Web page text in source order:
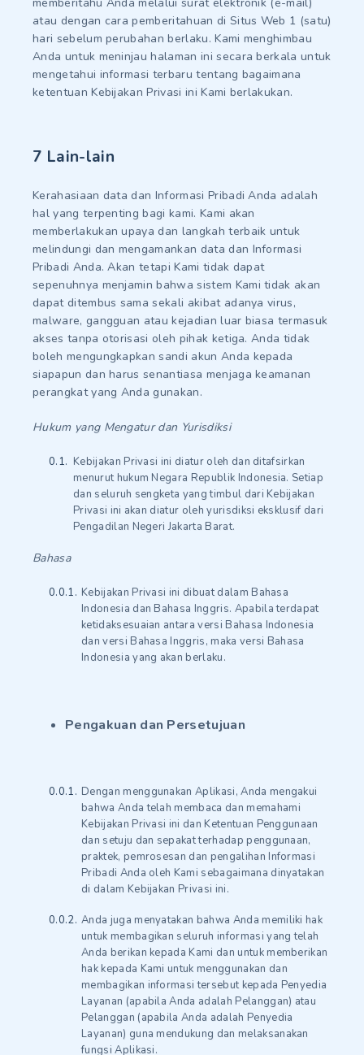
memberitahu Anda melalui surat elektronik (e-mail)
atau dengan cara pemberitahuan di Situs Web 1 (satu)
hari sebelum perubahan berlaku. Kami menghimbau
Anda untuk meninjau halaman ini secara berkala untuk
mengetahui informasi terbaru tentang bagaimana
ketentuan Kebijakan Privasi ini Kami berlakukan.
7 Lain-lain
Kerahasiaan data dan Informasi Pribadi Anda adalah
hal yang terpenting bagi kami. Kami akan
memberlakukan upaya dan langkah terbaik untuk
melindungi dan mengamankan data dan Informasi
Pribadi Anda. Akan tetapi Kami tidak dapat
sepenuhnya menjamin bahwa sistem Kami tidak akan
dapat ditembus sama sekali akibat adanya virus,
malware, gangguan atau kejadian luar biasa termasuk
akses tanpa otorisasi oleh pihak ketiga. Anda tidak
boleh mengungkapkan sandi akun Anda kepada
siapapun dan harus senantiasa menjaga keamanan
perangkat yang Anda gunakan.
Hukum yang Mengatur dan Yurisdiksi
Kebijakan Privasi ini diatur oleh dan ditafsirkan
menurut hukum Negara Republik Indonesia. Setiap
dan seluruh sengketa yang timbul dari Kebijakan
Privasi ini akan diatur oleh yurisdiksi eksklusif dari
Pengadilan Negeri Jakarta Barat.
Bahasa
Kebijakan Privasi ini dibuat dalam Bahasa
Indonesia dan Bahasa Inggris. Apabila terdapat
ketidaksesuaian antara versi Bahasa Indonesia
dan versi Bahasa Inggris, maka versi Bahasa
Indonesia yang akan berlaku.
Pengakuan dan Persetujuan
Dengan menggunakan Aplikasi, Anda mengakui
bahwa Anda telah membaca dan memahami
Kebijakan Privasi ini dan Ketentuan Penggunaan
dan setuju dan sepakat terhadap penggunaan,
praktek, pemrosesan dan pengalihan Informasi
Pribadi Anda oleh Kami sebagaimana dinyatakan
di dalam Kebijakan Privasi ini.
Anda juga menyatakan bahwa Anda memiliki hak
untuk membagikan seluruh informasi yang telah
Anda berikan kepada Kami dan untuk memberikan
hak kepada Kami untuk menggunakan dan
membagikan informasi tersebut kepada Penyedia
Layanan (apabila Anda adalah Pelanggan) atau
Pelanggan (apabila Anda adalah Penyedia
Layanan) guna mendukung dan melaksanakan
fungsi Aplikasi.